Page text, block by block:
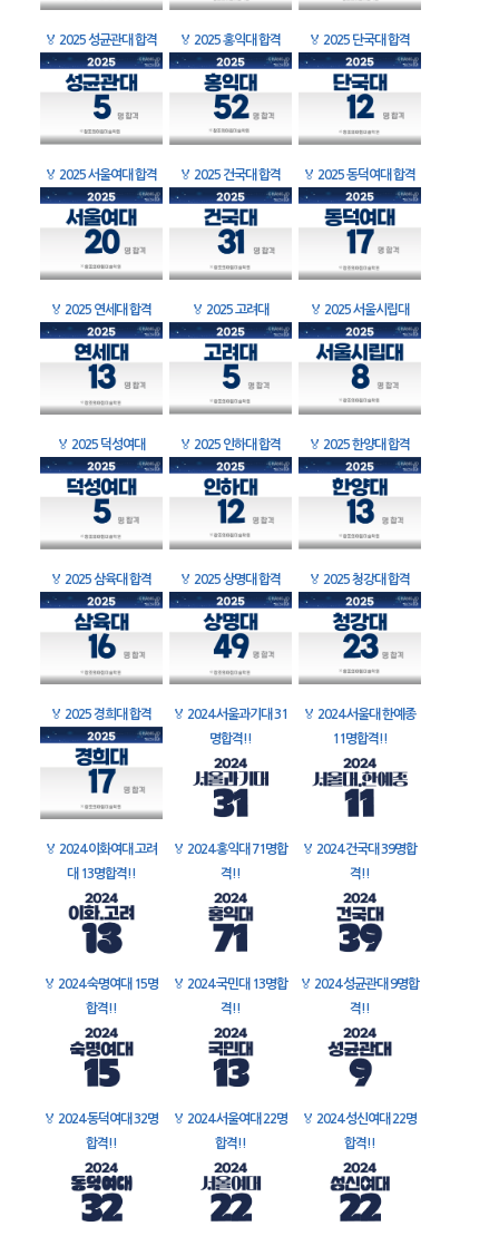
🏅 2025 성균관대 합격 🏅 2025 홍익대 합격 🏅 2025 단국대 합격
🏅 2025 서울여대 합격 🏅 2025 건국대 합격 🏅 2025 동덕여대 합격
🏅 2025 연세대 합격 🏅 2025 고려대 🏅 2025 서울시립대
🏅 2025 덕성여대 🏅 2025 인하대 합격 🏅 2025 한양대 합격
🏅 2025 삼육대 합격 🏅 2025 상명대 합격 🏅 2025 청강대 합격
🏅 2025 경희대 합격 🏅 2024 서울과기대 31
명합격!!
🏅 2024 서울대 한예종
11명합격!!
🏅 2024 이화여대 고려
대 13명합격!!
🏅 2024 홍익대 71명합
격!!
🏅 2024 건국대 39명합
격!!
🏅 2024 숙명여대 15명
합격!!
🏅 2024 국민대 13명합
격!!
🏅 2024 성균관대 9명합
격!!
🏅 2024 동덕여대 32명
합격!!
🏅 2024 서울여대 22명
합격!!
🏅 2024 성신여대 22명
합격!!